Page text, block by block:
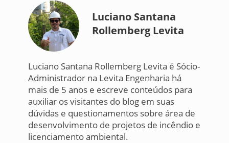
Luciano Santana
Rollemberg Levita
Luciano Santana Rollemberg Levita é Sócio-
Administrador na Levita Engenharia há
mais de 5 anos e escreve conteúdos para
auxiliar os visitantes do blog em suas
dúvidas e questionamentos sobre área de
desenvolvimento de projetos de incêndio e
licenciamento ambiental.